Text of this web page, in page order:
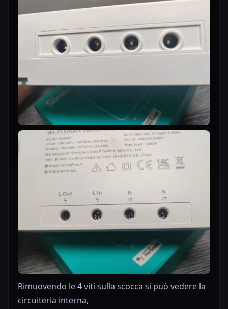
Rimuovendo le 4 viti sulla scocca si può vedere la
circuiteria interna,